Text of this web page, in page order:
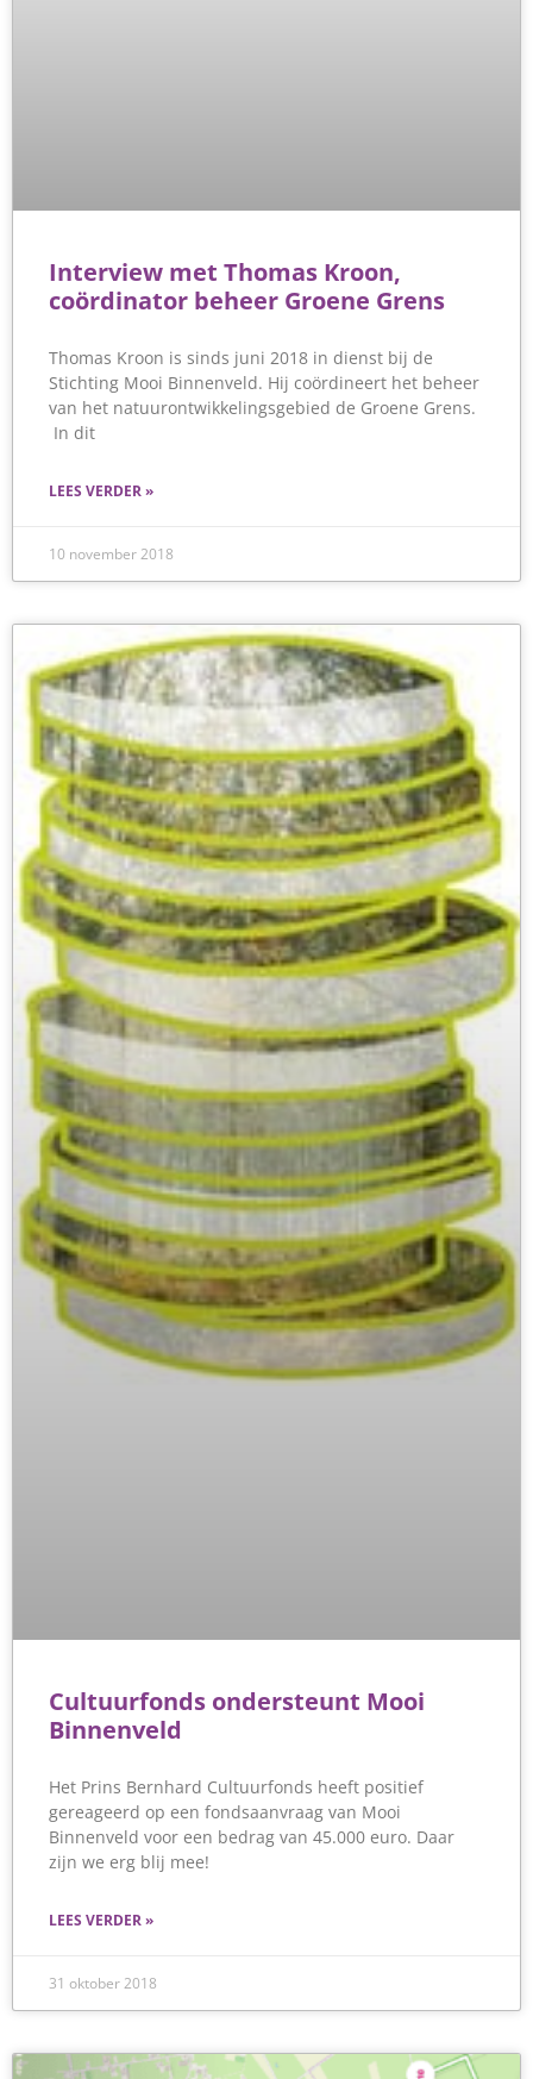
Interview met Thomas Kroon,
coördinator beheer Groene Grens
Thomas Kroon is sinds juni 2018 in dienst bij de
Stichting Mooi Binnenveld. Hij coördineert het beheer
van het natuurontwikkelingsgebied de Groene Grens.
In dit
LEES VERDER »
10 november 2018
Cultuurfonds ondersteunt Mooi
Binnenveld
Het Prins Bernhard Cultuurfonds heeft positief
gereageerd op een fondsaanvraag van Mooi
Binnenveld voor een bedrag van 45.000 euro. Daar
zijn we erg blij mee!
LEES VERDER »
31 oktober 2018